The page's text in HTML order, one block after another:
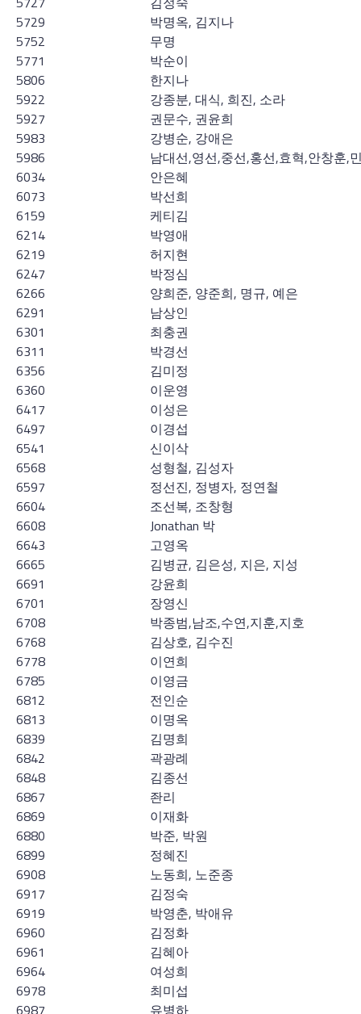
5729
박명옥, 김지나
5752
무명
5771
박순이
5806
한지나
5922
강종분, 대식, 희진, 소라
5927
권문수, 권윤희
5983
강병순, 강애은
5986
남대선,영선,중선,홍선,효혁,안창훈,
6034
안은혜
6073
박선희
6159
케티김
6214
박영애
6219
허지현
6247
박정심
6266
양희준, 양준희, 명규, 예은
6291
남상인
6301
최충권
6311
박경선
6356
김미정
6360
이운영
6417
이성은
6497
이경섭
6541
신이삭
6568
성형철, 김성자
6597
정선진, 정병자, 정연철
6604
조선복, 조창형
6608
Jonathan 박
6643
고영옥
6665
김병균, 김은성, 지은, 지성
6691
강윤희
6701
장영신
6708
박종범,남조,수연,지훈,지호
6768
김상호, 김수진
6778
이연희
6785
이영금
6812
전인순
6813
이명옥
6839
김명희
6842
곽광례
6848
김종선
6867
좐리
6869
이재화
6880
박준, 박원
6899
정혜진
6908
노동희, 노준종
6917
김정숙
6919
박영춘, 박애유
6960
김정화
6961
김혜아
6964
여성희
6978
최미섭
6987
유병하